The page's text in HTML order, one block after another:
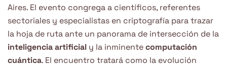
Aires. El evento congrega a científicos, referentes
sectoriales y especialistas en criptografía para trazar
la hoja de ruta ante un panorama de intersección de la
inteligencia artificial y la inminentecomputación
cuántica. El encuentro tratará como la evolución